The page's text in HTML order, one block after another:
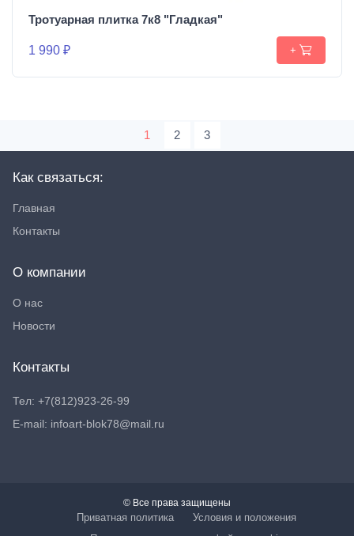
Тротуарная плитка 7к8 "Гладкая"
1 990 ₽ +
1 2 3
Как связаться:
Главная
Контакты
О компании
О нас
Новости
Контакты
Тел: +7(812)923-26-99
E-mail: infoart-blok78@mail.ru
© Все права защищены
Приватная политика
Условия и положения